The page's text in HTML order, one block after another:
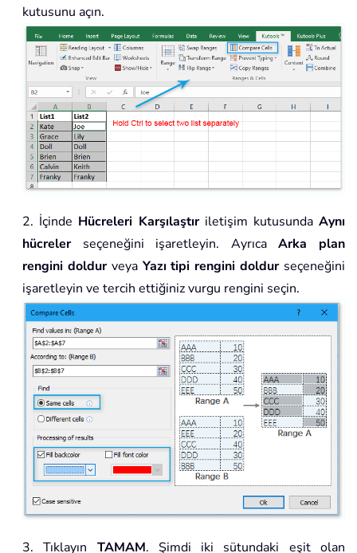
kutusunu açın.
2. İçinde Hücreleri Karşılaştıriletişim kutusundaAynı
hücrelerseçeneğini işaretleyin. AyrıcaArka plan
rengini doldurveya Yazı tipi rengini doldurseçeneğini
işaretleyin ve tercih ettiğiniz vurgu rengini seçin.
3. Tıklayın TAMAM. Şimdi iki sütundaki eşit olan